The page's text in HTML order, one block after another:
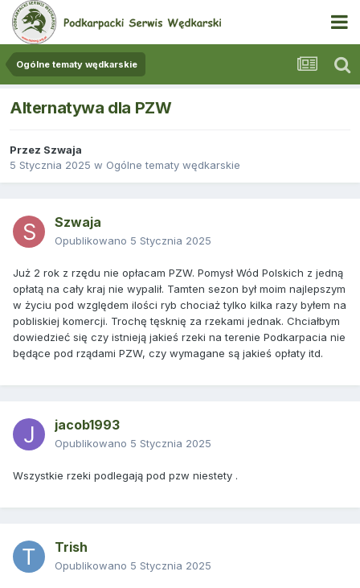
Ogólne tematy wędkarskie
Alternatywa dla PZW
Przez Szwaja
5 Stycznia 2025 w Ogólne tematy wędkarskie
Szwaja
Opublikowano 5 Stycznia 2025
Już 2 rok z rzędu nie opłacam PZW. Pomysł Wód Polskich z jedną
opłatą na cały kraj nie wypalił. Tamten sezon był moim najlepszym
w życiu pod względem ilości ryb chociaż tylko kilka razy byłem na
pobliskiej komercji. Trochę tęsknię za rzekami jednak. Chciałbym
dowiedzieć się czy istnieją jakieś rzeki na terenie Podkarpacia nie
będące pod rządami PZW, czy wymagane są jakieś opłaty itd.
jacob1993
Opublikowano 5 Stycznia 2025
Wszystkie rzeki podlegają pod pzw niestety .
Trish
Opublikowano 5 Stycznia 2025